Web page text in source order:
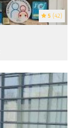
5 (42)